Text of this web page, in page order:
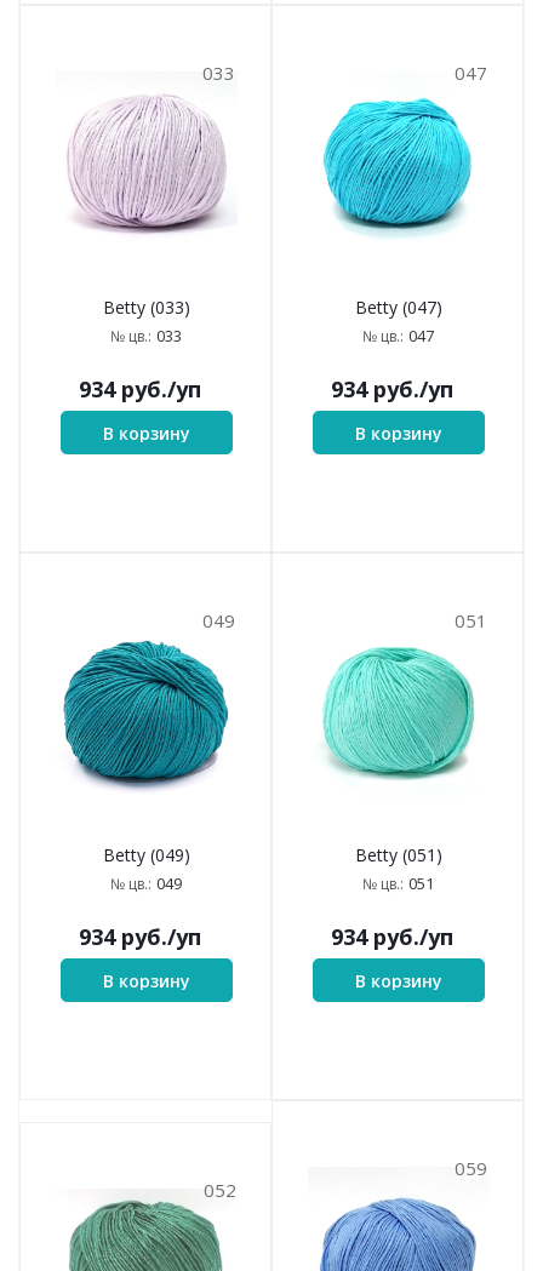
033
Betty (033)
№ цв.: 033
934руб./уп
В корзину
047
Betty (047)
№ цв.: 047
934руб./уп
В корзину
049
Betty (049)
№ цв.: 049
934руб./уп
В корзину
051
Betty (051)
№ цв.: 051
934руб./уп
В корзину
052
059